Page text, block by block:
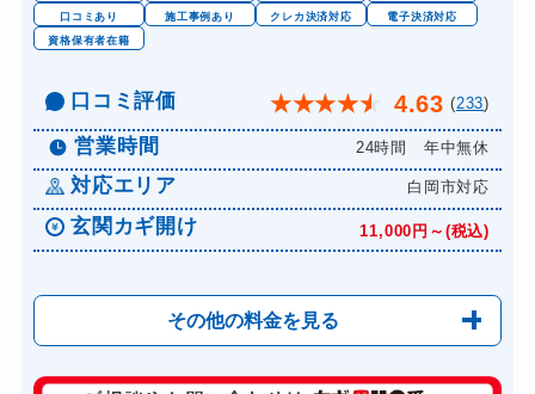
口コミあり
施工事例あり クレカ決済対応
電子決済対応
資格保有者在籍
口コミ評価 ★★★★★ 4.63 (233)
営業時間 24時間 年中無休
対応エリア 白岡市対応
玄関カギ開け 11,000円～(税込)
その他の料金を見る